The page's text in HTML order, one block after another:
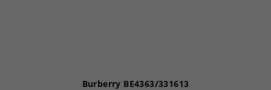
Burberry BE4363/331613